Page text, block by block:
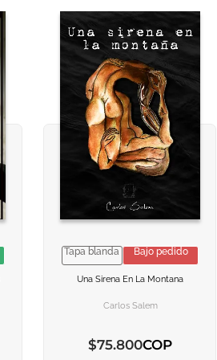
VER INFORMACION
VER INFORMACION
Tapa blanda Bajo pedido
Una Sirena En La Montana
Carlos Salem
$75.800COP